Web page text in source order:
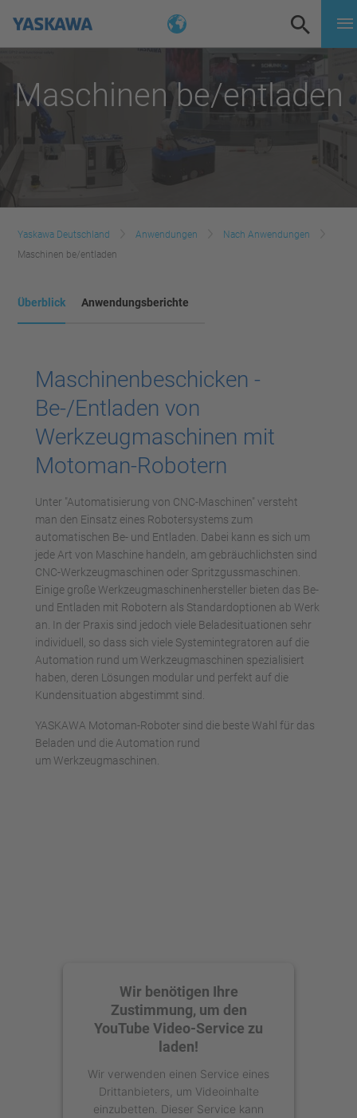
Maschinen be/entladen
Yaskawa Deutschland Anwendungen
Nach Anwendungen
Maschinen be/entladen
Überblick Anwendungsberichte
Maschinenbeschicken -
Be-/Entladen von
Werkzeugmaschinen mit
Motoman-Robotern
Unter "Automatisierung von CNC-Maschinen" versteht
man den Einsatz eines Robotersystems zum
automatischen Be- und Entladen. Dabei kann es sich um
jede Art von Maschine handeln, am gebräuchlichsten sind
CNC-Werkzeugmaschinen oder Spritzgussmaschinen.
Einige große Werkzeugmaschinenhersteller bieten das Be-
und Entladen mit Robotern als Standardoptionen ab Werk
an. In der Praxis sind jedoch viele Beladesituationen sehr
individuell, so dass sich viele Systemintegratoren auf die
Automation rund um Werkzeugmaschinen spezialisiert
haben, deren Lösungen modular und perfekt auf die
Kundensituation abgestimmt sind.
YASKAWA Motoman-Roboter sind die beste Wahl für das
Beladen und die Automation rund
um Werkzeugmaschinen.
Wir benötigen Ihre
Zustimmung, um den
YouTube Video-Service zu
laden!
Wir verwenden einen Service eines
Drittanbieters, um Videoinhalte
einzubetten. Dieser Service kann